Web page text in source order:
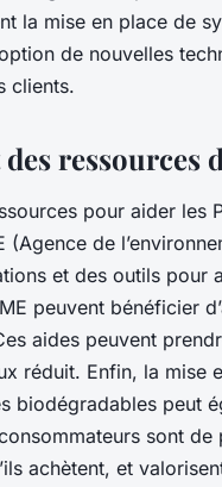
la mise en place de
de nouvelles
clients.
ressources
pour aider les
(Agence de
et des outils pour
peuvent bénéficier
aides peuvent
réduit. Enfin, la mise
biodégradables peut
sont de
achètent, et